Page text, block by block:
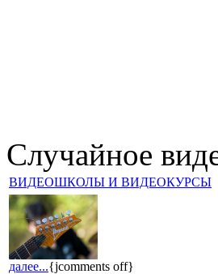
Случайное
ВИДЕОШКОЛЫ И ВИДЕОКУРСЫ
далее...{jcomments off}